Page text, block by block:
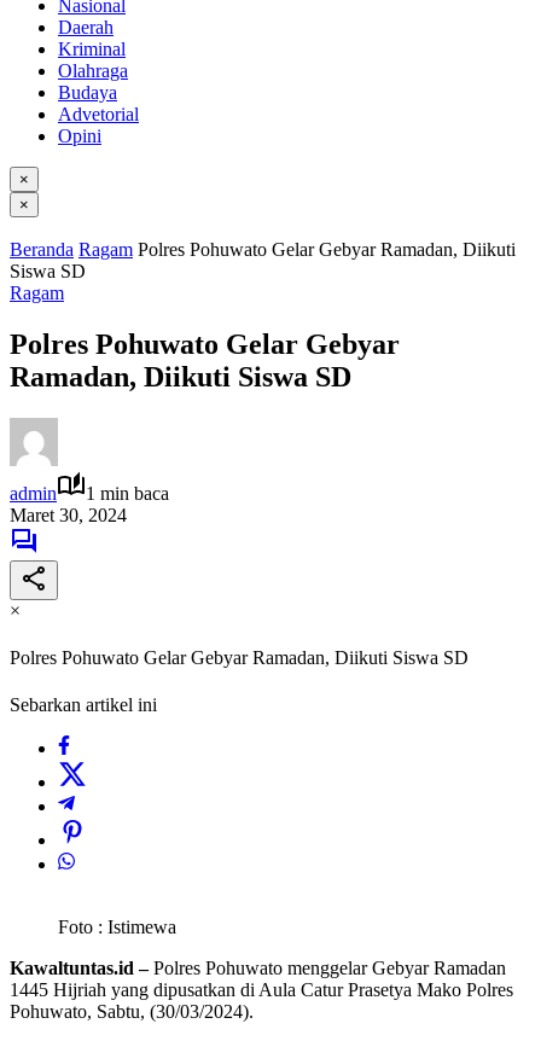
Nasional
Daerah
Kriminal
Olahraga
Budaya
Advetorial
Opini
×
×
Beranda Ragam Polres Pohuwato Gelar Gebyar Ramadan, Diikuti
Siswa SD
Ragam
Polres Pohuwato Gelar Gebyar
Ramadan, Diikuti Siswa SD
admin
1 min baca
Maret 30, 2024
×
Polres Pohuwato Gelar Gebyar Ramadan, Diikuti Siswa SD
Sebarkan artikel ini
Foto : Istimewa
Kawaltuntas.id –Polres Pohuwato menggelar Gebyar Ramadan
1445 Hijriah yang dipusatkan di Aula Catur Prasetya Mako Polres
Pohuwato, Sabtu, (30/03/2024).